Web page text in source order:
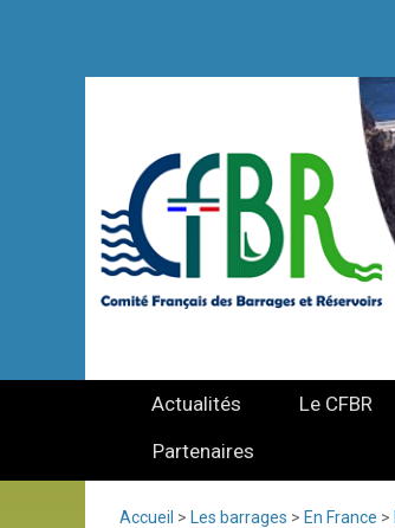
Actualités Le CFBR
Partenaires
Accueil > Les barrages > En France >